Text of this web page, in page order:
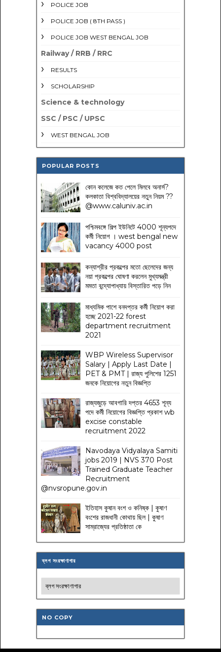
POLICE JOB
POLICE JOB ( 8TH PASS )
POLICE JOB WEST BENGAL JOB
Railway / RRB / RRC
RESULTS
SCHOLARSHIP
Science & technology
SSC / PSC / UPSC
WEST BENGAL JOB
POPULAR POSTS
কোন কলেজে কত পেলে মিলবে অনার্স?
কলকাতা বিশ্ববিদ্যালয়ের নতুন নিয়ম??
@www.caluniv.ac.in
পশ্চিমবঙ্গে শিল্প ইউনিটে 4000 শূন্যপদে
কর্মী নিয়োগ । west bengal new
vacancy 4000 post
কন্যাশ্রীর প্রকল্পের মতো ছেলেদের জন্য
নয়া প্রকল্পের ঘোষণা করলেন মুখ্যমন্ত্রী
মমতা বন্দ্যোপাধ্যায় বিস্তারিত পড়ে নিন
মাধ্যমিক পাশে বনদপ্তর কর্মী নিয়োগ করা
হচ্ছে 2021-22 forest
department recruitment
2021
WBP Wireless Supervisor
Salary | Apply Last Date |
PET & PMT | রাজ্য পুলিশের 1251
জনকে নিয়োগের নতুন বিজ্ঞপ্তি
রাজ্যজুড়ে আবগারি দপ্তর 4653 শূন্য
পদে কর্মী নিয়োগের বিজ্ঞপ্তি প্রকাশ wb
excise constable
recruitment 2022
Navodaya Vidyalaya Samiti
jobs 2019 | NVS 370 Post
Trained Graduate Teacher
Recruitment
@nvsropune.gov.in
ইতিহাস কুষান বংশ ও কনিষ্ক | কুষাণ
বংশের রাজধানী কোথায় ছিল | কুষাণ
সাম্রাজ্যের প্রতিষ্ঠাতা কে
ব্লগ সংরক্ষাণাগার
NO COPY